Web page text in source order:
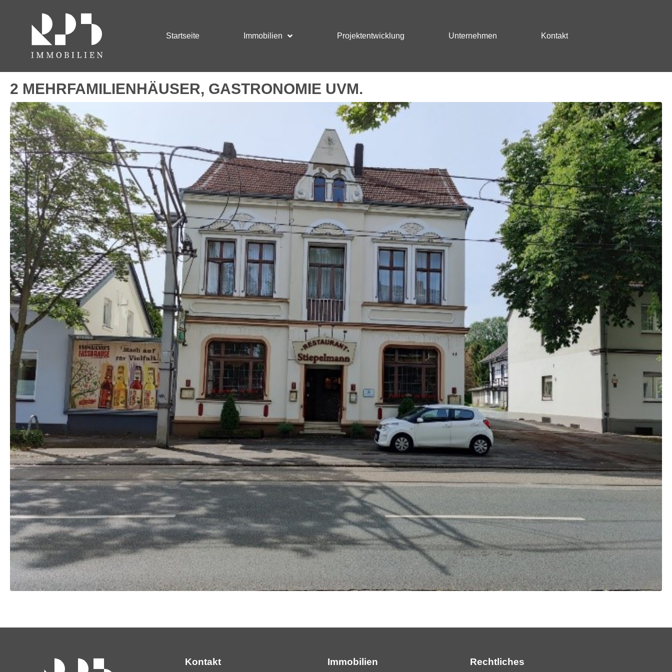
Startseite Immobilien Projektentwicklung Unternehmen Kontakt
2 MEHRFAMILIENHÄUSER, GASTRONOMIE UVM.
Kontakt Immobilien Rechtliches